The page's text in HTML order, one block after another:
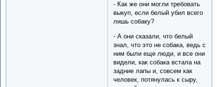
- Как же они могли требовать
выкуп, если белый убил всего
лишь собаку?
- А они сказали, что белый
знал, что это не собака, ведь с
ним были еще люди, и все они
видели, как собака встала на
задние лапы и, совсем как
человек, потянулась к сыру,